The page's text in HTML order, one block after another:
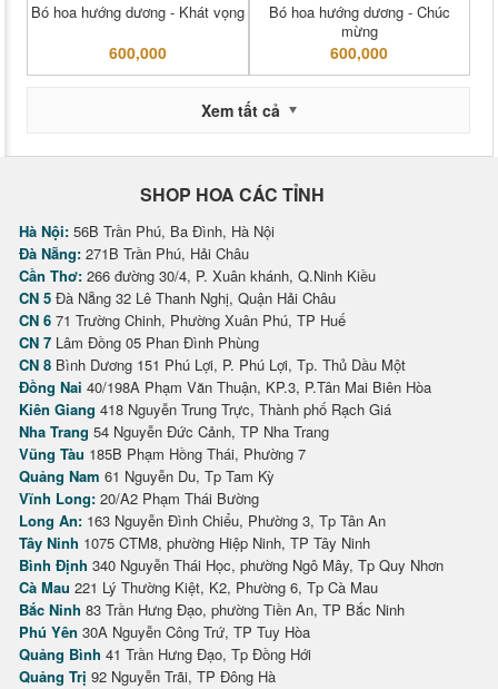
Bó hoa hướng dương - Khát vọng
600,000
Bó hoa hướng dương - Chúc
mừng
600,000
Xem tất cả
SHOP HOA CÁC TỈNH
Hà Nội: 56B Trần Phú, Ba Đình, Hà Nội
Đà Nẵng: 271B Trần Phú, Hải Châu
Cần Thơ: 266 đường 30/4, P. Xuân khánh, Q.Ninh Kiều
CN 5 Đà Nẵng 32 Lê Thanh Nghị, Quận Hải Châu
CN 6 71 Trường Chinh, Phường Xuân Phú, TP Huế
CN 7 Lâm Đồng 05 Phan Đình Phùng
CN 8 Bình Dương 151 Phú Lợi, P. Phú Lợi, Tp. Thủ Dầu Một
Đồng Nai 40/198A Phạm Văn Thuận, KP.3, P.Tân Mai Biên Hòa
Kiên Giang 418 Nguyễn Trung Trực, Thành phố Rạch Giá
Nha Trang 54 Nguyễn Đức Cảnh, TP Nha Trang
Vũng Tàu 185B Phạm Hồng Thái, Phường 7
Quảng Nam 61 Nguyễn Du, Tp Tam Kỳ
Vĩnh Long: 20/A2 Phạm Thái Bường
Long An: 163 Nguyễn Đình Chiểu, Phường 3, Tp Tân An
Tây Ninh 1075 CTM8, phường Hiệp Ninh, TP Tây Ninh
Bình Định 340 Nguyễn Thái Học, phường Ngô Mây, Tp Quy Nhơn
Cà Mau 221 Lý Thường Kiệt, K2, Phường 6, Tp Cà Mau
Bắc Ninh 83 Trần Hưng Đạo, phường Tiền An, TP Bắc Ninh
Phú Yên 30A Nguyễn Công Trứ, TP Tuy Hòa
Quảng Bình 41 Trần Hưng Đạo, Tp Đồng Hới
Quảng Trị 92 Nguyễn Trãi, TP Đông Hà